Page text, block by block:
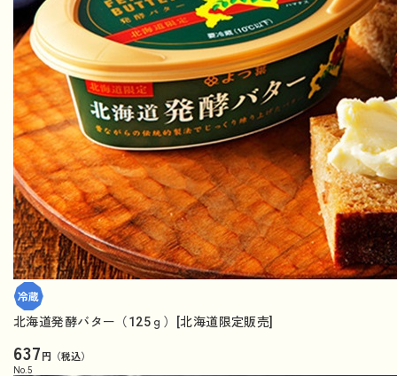
北海道発酵バター（125ｇ）[北海道限定販売]
637円（税込）
No. 5